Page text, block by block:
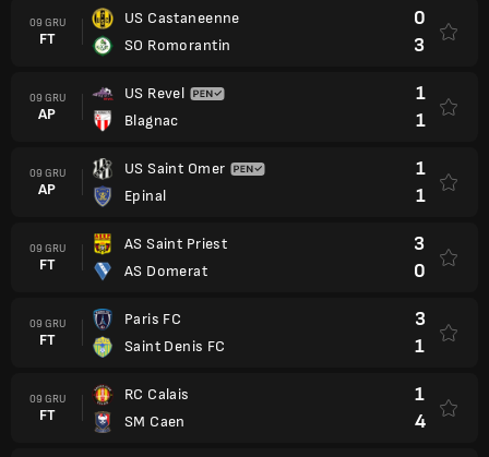
09 GRU
FT
US Castaneenne
SO Romorantin
0
3
09 GRU
AP
US Revel
Blagnac
1
1
09 GRU
AP
US Saint Omer
Epinal
1
1
09 GRU
FT
AS Saint Priest
AS Domerat
3
0
09 GRU
FT
Paris FC
Saint Denis FC
3
1
09 GRU
FT
RC Calais
SM Caen
1
4